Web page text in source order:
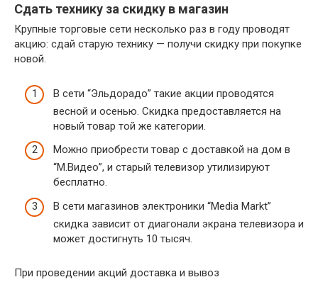
Сдать технику за скидку в магазин
Крупные торговые сети несколько раз в году проводят
акцию: сдай старую технику — получи скидку при покупке
новой.
В сети “Эльдорадо” такие акции проводятся
весной и осенью. Скидка предоставляется на
новый товар той же категории.
Можно приобрести товар с доставкой на дом в
“М.Видео”, и старый телевизор утилизируют
бесплатно.
В сети магазинов электроники “Media Markt”
скидка зависит от диагонали экрана телевизора и
может достигнуть 10 тысяч.
При проведении акций доставка и вывоз